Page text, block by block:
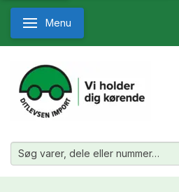
Skifte navigation
Menu